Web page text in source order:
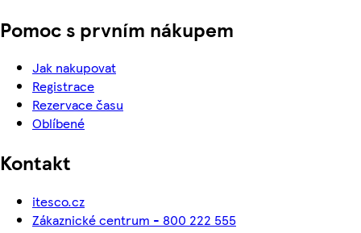
Pomoc s prvním nákupem
Jak nakupovat
Registrace
Rezervace času
Oblíbené
Kontakt
itesco.cz
Zákaznické centrum - 800 222 555